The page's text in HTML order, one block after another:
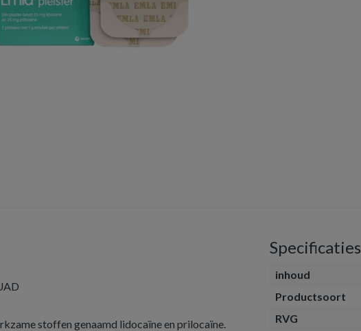
stoffen genaamd lidocaïne en prilocaïne.
Specificaties
inhoud
Productsoort
RVG